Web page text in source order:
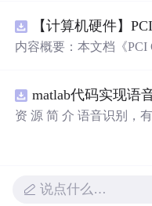
辑分析能力。; 阅读建议：建议结合教材和上机实践进行练
习，重点关注易错题和
道题背后的程序执行流
内容概要：本文档《PCI
力标识（Extended
详细列出了各类设备的
matlab代码实现语
资 源 简 介 语音识别，
它在许多领域有广泛的
自动语音识别。语音识
说点什么…